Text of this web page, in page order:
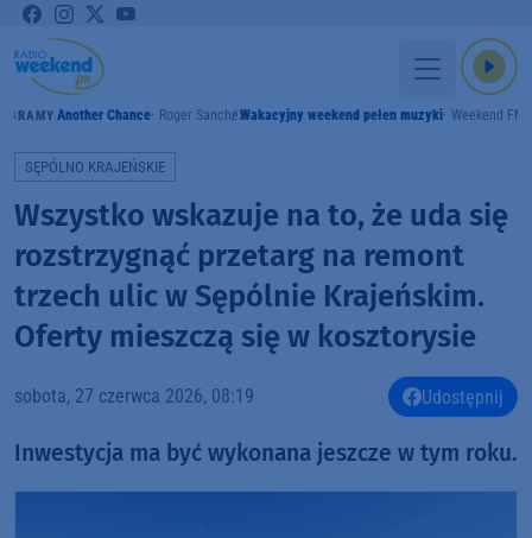
GRAMY Another Chance Roger SanchezWakacyjny weekend pełen muzyki Weekend FM
SĘPÓLNO KRAJEŃSKIE
Wszystko wskazuje na to, że uda się
rozstrzygnąć przetarg na remont
trzech ulic w Sępólnie Krajeńskim.
Oferty mieszczą się w kosztorysie
sobota, 27 czerwca 2026, 08:19 Udostępnij
Inwestycja ma być wykonana jeszcze w tym roku.